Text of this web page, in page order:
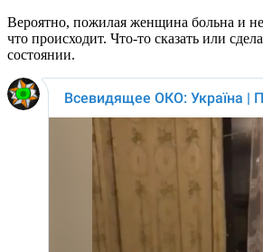
Вероятно, пожилая женщина больна и
что происходит. Что-то сказать или
состоянии.